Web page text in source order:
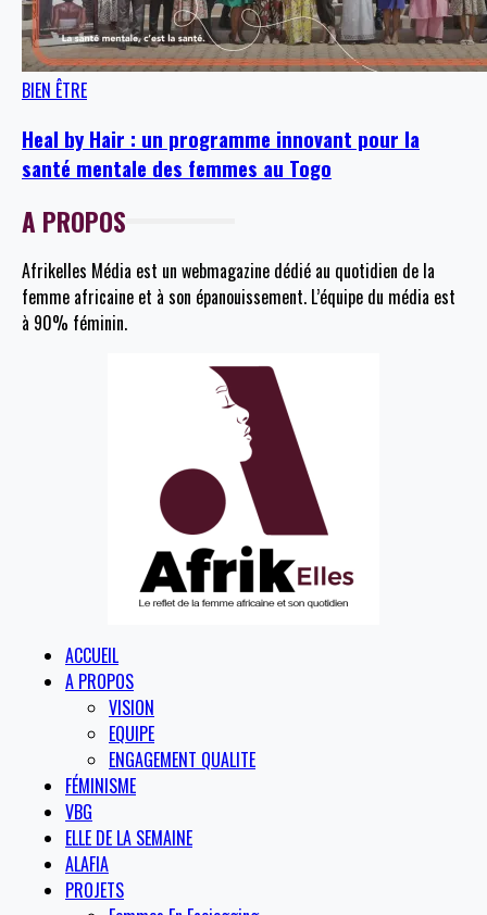
BIEN ÊTRE
Heal by Hair : un programme innovant pour la
santé mentale des femmes au Togo
A PROPOS
Afrikelles Média est un webmagazine dédié au quotidien de la
femme africaine et à son épanouissement. L’équipe du média est
à 90% féminin.
ACCUEIL
A PROPOS
VISION
EQUIPE
ENGAGEMENT QUALITE
FÉMINISME
VBG
ELLE DE LA SEMAINE
ALAFIA
PROJETS